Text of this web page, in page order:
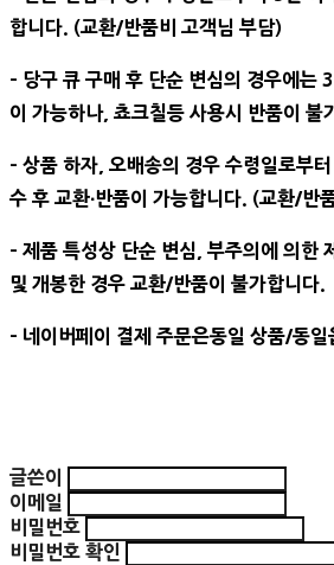
합니다. (교환/반품비 고객님 부담)
- 당구 큐 구매 후 단순 변심의 경우에는
이 가능하나, 쵸크칠등 사용시 반품이 불
- 상품 하자, 오배송의 경우 수령일로부
수 후 교환∙반품이 가능합니다. (교환/반
- 제품 특성상 단순 변심, 부주의에 의한
및 개봉한 경우 교환/반품이 불가합니다.
- 네이버페이 결제 주문은동일 상품/동
글쓴이
이메일
비밀번호
비밀번호 확인